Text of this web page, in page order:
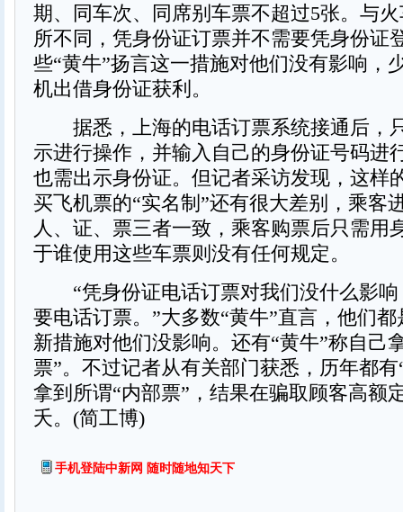
期、同车次、同席别车票不超过5张。与
所不同，凭身份证订票并不需要凭身份证
些“黄牛”扬言这一措施对他们没有影响，
机出借身份证获利。
据悉，上海的电话订票系统接通后，
示进行操作，并输入自己的身份证号码进
也需出示身份证。但记者采访发现，这样
买飞机票的“实名制”还有很大差别，乘客
人、证、票三者一致，乘客购票后只需用
于谁使用这些车票则没有任何规定。
“凭身份证电话订票对我们没什么影响
要电话订票。”大多数“黄牛”直言，他们
新措施对他们没影响。还有“黄牛”称自己
票”。不过记者从有关部门获悉，历年都
拿到所谓“内部票”，结果在骗取顾客高额
夭。(简工博)
手机登陆中新网 随时随地知天下